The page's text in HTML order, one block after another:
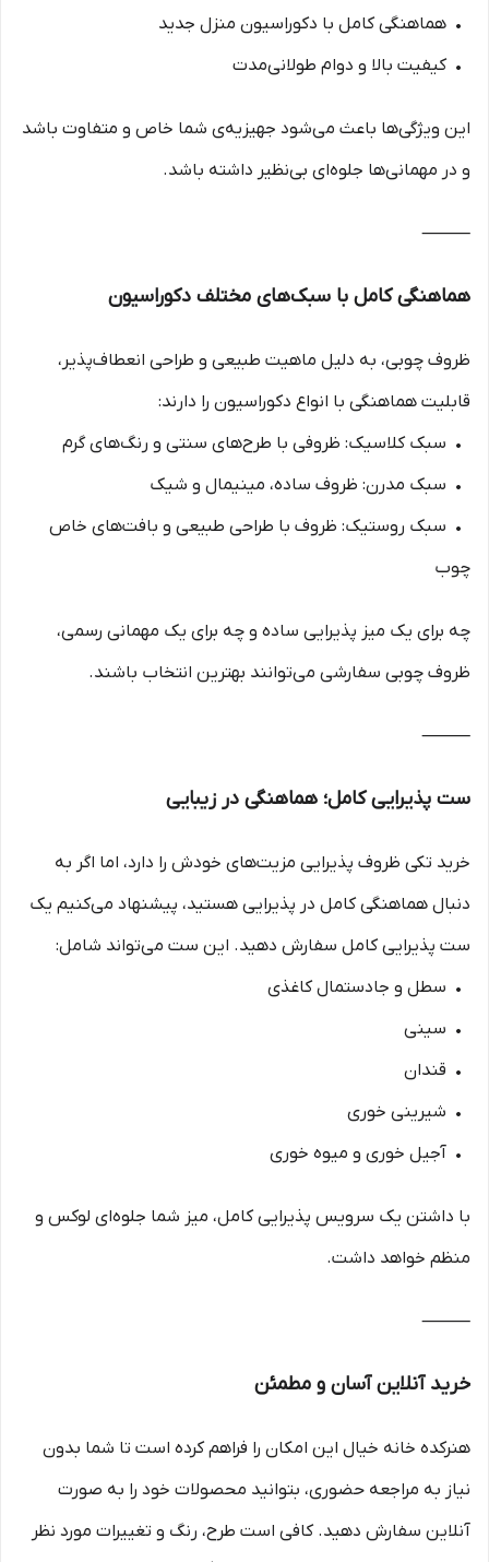
• هماهنگی کامل با دکوراسیون منزل جدید
• کیفیت بالا و دوام طولانی‌مدت
این ویژگی‌ها باعث می‌شود جهیزیه‌ی شما خاص و متفاوت باشد
و در مهمانی‌ها جلوه‌ای بی‌نظیر داشته باشد.
⸻
هماهنگی کامل با سبک‌های مختلف دکوراسیون
ظروف چوبی، به دلیل ماهیت طبیعی و طراحی انعطاف‌پذیر،
قابلیت هماهنگی با انواع دکوراسیون را دارند:
• سبک کلاسیک: ظروفی با طرح‌های سنتی و رنگ‌های گرم
• سبک مدرن: ظروف ساده، مینیمال و شیک
• سبک روستیک: ظروف با طراحی طبیعی و بافت‌های خاص
چوب
چه برای یک میز پذیرایی ساده و چه برای یک مهمانی رسمی،
ظروف چوبی سفارشی می‌توانند بهترین انتخاب باشند.
⸻
ست پذیرایی کامل؛ هماهنگی در زیبایی
خرید تکی ظروف پذیرایی مزیت‌های خودش را دارد، اما اگر به
دنبال هماهنگی کامل در پذیرایی هستید، پیشنهاد می‌کنیم یک
ست پذیرایی کامل سفارش دهید. این ست می‌تواند شامل:
• سطل و جادستمال کاغذی
• سینی
• قندان
• شیرینی خوری
• آجیل خوری و میوه خوری
با داشتن یک سرویس پذیرایی کامل، میز شما جلوه‌ای لوکس و
منظم خواهد داشت.
⸻
خرید آنلاین آسان و مطمئن
هنرکده خانه خیال این امکان را فراهم کرده است تا شما بدون
نیاز به مراجعه حضوری، بتوانید محصولات خود را به صورت
آنلاین سفارش دهید. کافی است طرح، رنگ و تغییرات مورد نظر